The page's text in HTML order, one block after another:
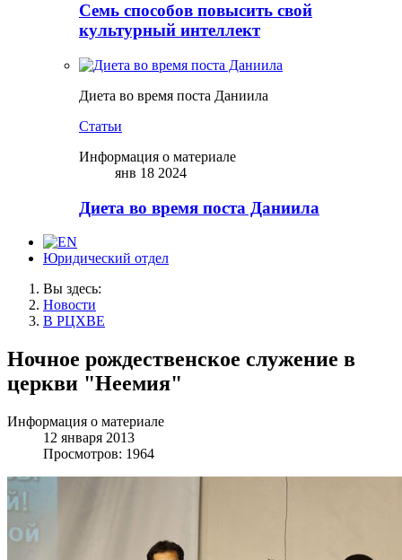
Семь способов повысить свой
культурный интеллект
Диета во время поста Даниила
Статьи
Информация о материале
янв 18 2024
Диета во время поста Даниила
Юридический отдел
Вы здесь:
Новости
В РЦХВЕ
Ночное рождественское служение в
церкви "Неемия"
Информация о материале
12 января 2013
Просмотров: 1964